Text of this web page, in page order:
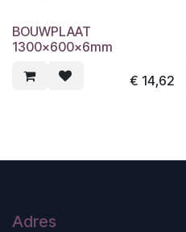
BOUWPLAAT
1300x600x6mm
€ 14,62
Adres